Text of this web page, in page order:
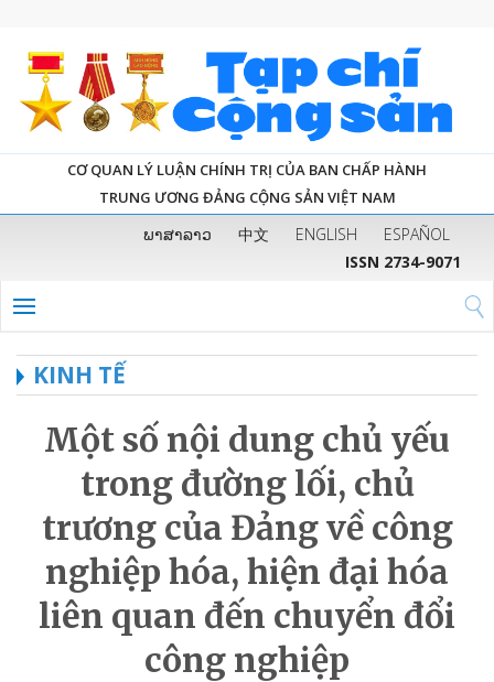
CƠ QUAN LÝ LUẬN CHÍNH TRỊ CỦA BAN CHẤP HÀNH
TRUNG ƯƠNG ĐẢNG CỘNG SẢN VIỆT NAM
ພາສາລາວ 中文 ENGLISH
ESPAÑOL
ISSN 2734-9071
KINH TẾ
Một số nội dung chủ yếu
trong đường lối, chủ
trương của Đảng về công
nghiệp hóa, hiện đại hóa
liên quan đến chuyển đổi
công nghiệp